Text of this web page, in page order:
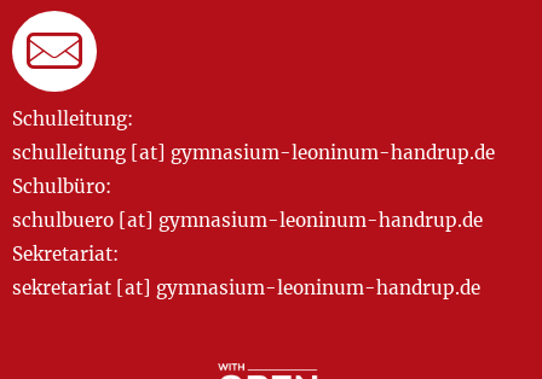
Schulleitung:
schulleitung [at] gymnasium-leoninum-handrup.de
Schulbüro:
schulbuero [at] gymnasium-leoninum-handrup.de
Sekretariat:
sekretariat [at] gymnasium-leoninum-handrup.de